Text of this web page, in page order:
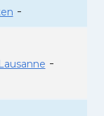
-
Lausanne -